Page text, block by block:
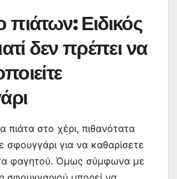
πιάτων: Ειδικός
δεν πρέπει να
πιάτα στο χέρι, πιθανότατα
σφουγγάρι για να καθαρίσετε
φαγητού. Όμως σύμφωνα με